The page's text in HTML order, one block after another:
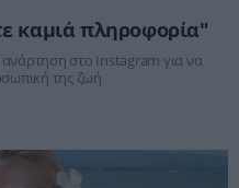
καμιά πληροφορία"
στο Instagram για να
της ζωή